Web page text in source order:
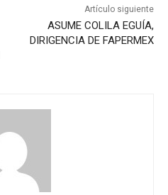
Artículo siguiente
ASUME COLILA EGUÍA,
DIRIGENCIA DE FAPERMEX